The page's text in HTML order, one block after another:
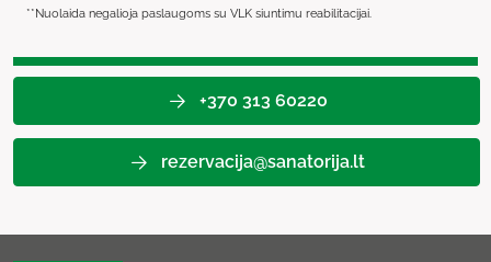
**Nuolaida negalioja paslaugoms su VLK siuntimu reabilitacijai.
+370 313 60220
rezervacija@sanatorija.lt